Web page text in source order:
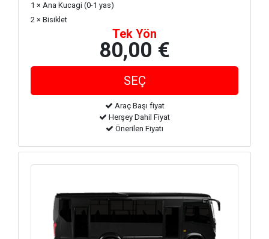
1 × Ana Kucagi (0-1 yas)
2 × Bisiklet
Tek Yön
80,00 €
Araç Başı fiyat
Herşey Dahil Fiyat
Önerilen Fiyatı